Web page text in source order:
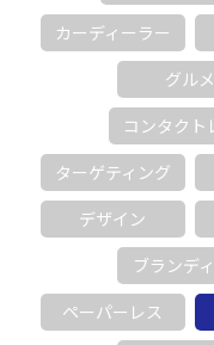
カーディーラー
グルメ
コンタクト
ターゲティング
デザイン
ブランデ
ペーパーレス